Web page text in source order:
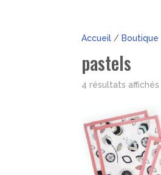
Accueil / Boutique
pastels
4 résultats affichés